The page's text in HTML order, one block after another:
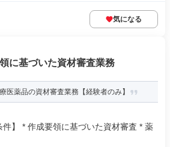
気になる
に基づいた資材審査業務
医薬品の資材審査業務【経験者のみ】
】 * 作成要領に基づいた資材審査 * 薬